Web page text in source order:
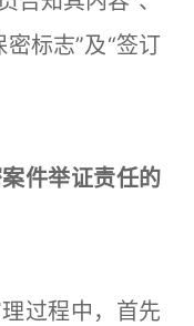
标志”及“签订
件举证责任的
过程中，首先